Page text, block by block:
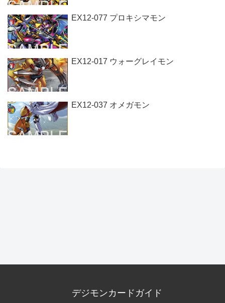
EX12-077 プロキシマモン
EX12-017 ウォーグレイモン
EX12-037 オメガモン
デジモンカードガイド